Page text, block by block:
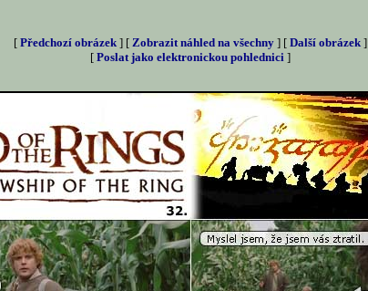
[ Předchozí obrázek ] [ Zobrazit náhled na všechny ] [ Další obrázek ]
[ Poslat jako elektronickou pohlednici ]